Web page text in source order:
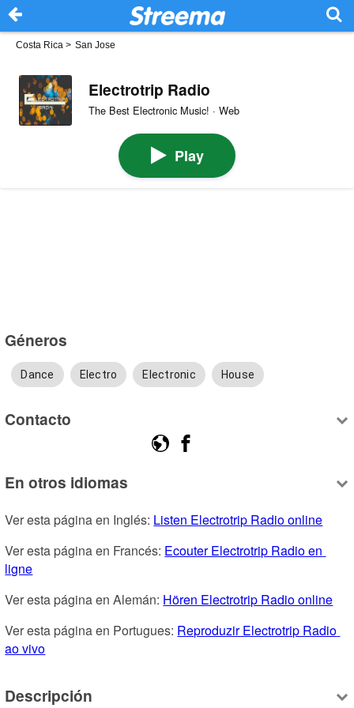
Costa Rica > San Jose
Electrotrip Radio
The Best Electronic Music! · Web
Play
Géneros
Dance Electro Electronic House
Contacto
En otros idiomas
Ver esta página en Inglés: Listen Electrotrip Radio online
Ver esta página en Francés: Ecouter Electrotrip Radio en
ligne
Ver esta página en Alemán: Hören Electrotrip Radio online
Ver esta página en Portugues: Reproduzir Electrotrip Radio
ao vivo
Descripción